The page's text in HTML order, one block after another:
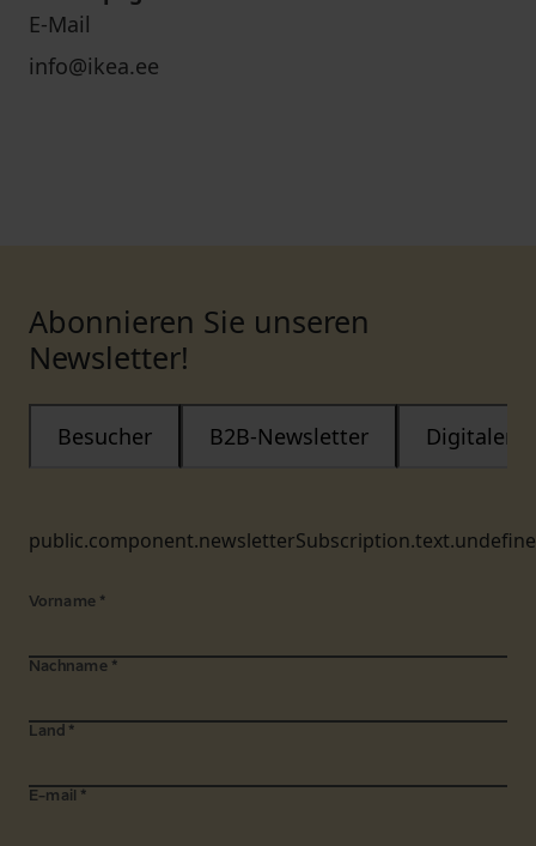
E-Mail
info@ikea.ee
Abonnieren Sie unseren
Newsletter!
Besucher B2B-Newsletter Digitaler
Vorname *
Nachname *
Land *
E-mail *